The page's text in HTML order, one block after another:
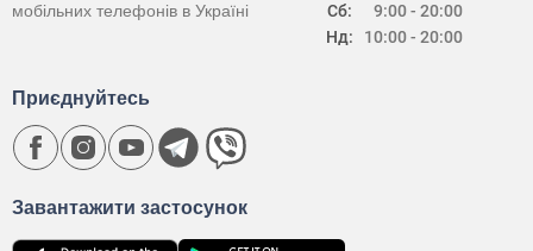
Сб:
Нд:
9:00 - 20:00
10:00 - 20:00
мобільних телефонів в Україні
Завантажити застосунок
Приєднуйтесь